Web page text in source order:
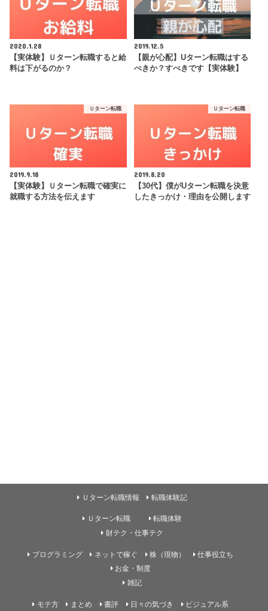
2020.1.28
【実体験】Ｕターン転職すると給
料は下がるのか？
2019.12.5
【親が心配】Uターン転職はする
べきか？すべきです【実体験】
Ｕターン転職
2019.9.18
【実体験】Ｕターン転職で確実に
就職する方法を伝えます
Ｕターン転職
2019.8.20
【30代】僕がUターン転職を決意
したきっかけ・理由を公開します
Ｕターン転職情報
Ｕターン転職
転職体験記
転職体験
財テク・仕事テク
プログラミング ネットで稼ぐ 株（現物）
仕事役立ち
お金・制度
雑記
モテ方 まとめ 書評 日々の気づき ビジュアル系